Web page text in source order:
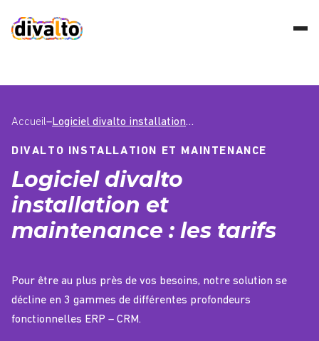
Accueil– Logiciel divalto installation et maintenance : les tarifs
DIVALTO INSTALLATION ET MAINTENANCE
Logiciel divalto
installation et
maintenance : les tarifs
Pour être au plus près de vos besoins, notre solution se
décline en 3 gammes de différentes profondeurs
fonctionnelles ERP – CRM.